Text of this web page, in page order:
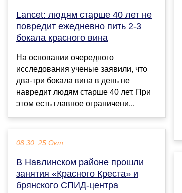
Lancet: людям старше 40 лет не
повредит ежедневно пить 2-3
бокала красного вина
На основании очередного
исследования ученые заявили, что
два-три бокала вина в день не
навредит людям старше 40 лет. При
этом есть главное ограничени...
08:30, 25 Окт
В Навлинском районе прошли
занятия «Красного Креста» и
брянского СПИД-центра